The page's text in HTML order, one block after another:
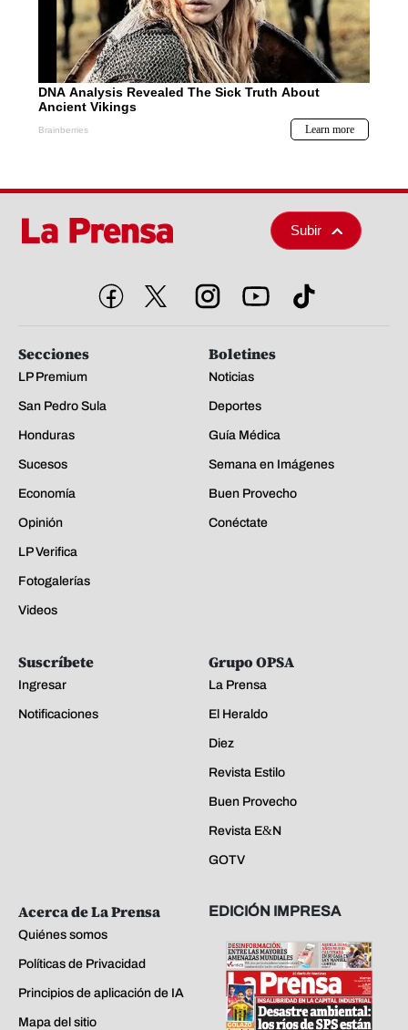
Subir
Secciones
LP Premium
San Pedro Sula
Honduras
Sucesos
Economía
Opinión
LP Verifica
Fotogalerías
Videos
Boletines
Noticias
Deportes
Guía Médica
Semana en Imágenes
Buen Provecho
Conéctate
Suscríbete
Ingresar
Notificaciones
Grupo OPSA
La Prensa
El Heraldo
Diez
Revista Estilo
Buen Provecho
Revista E&N
GOTV
Acerca de La Prensa
Quiénes somos
Políticas de Privacidad
Principios de aplicación de IA
Mapa del sitio
EDICIÓN IMPRESA